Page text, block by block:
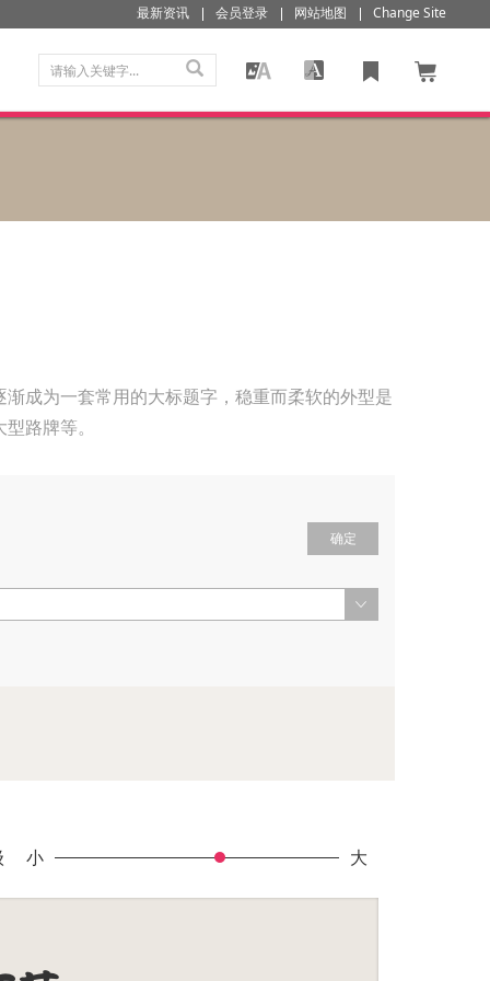
最新资讯 会员登录 网站地图 Change Site
成为一套常用的大标题字，稳重而柔软的外型是
路牌等。
确定
小 大